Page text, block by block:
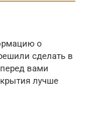
о
сделать в
вами
лучше